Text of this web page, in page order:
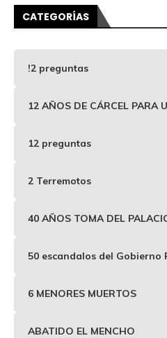
CATEGORÍAS
!2 preguntas
12 AÑOS DE CÁRCEL PARA
12 preguntas
2 Terremotos
40 AÑOS TOMA DEL
50 escandalos del Gobierno
6 MENORES MUERTOS
ABATIDO EL MENCHO